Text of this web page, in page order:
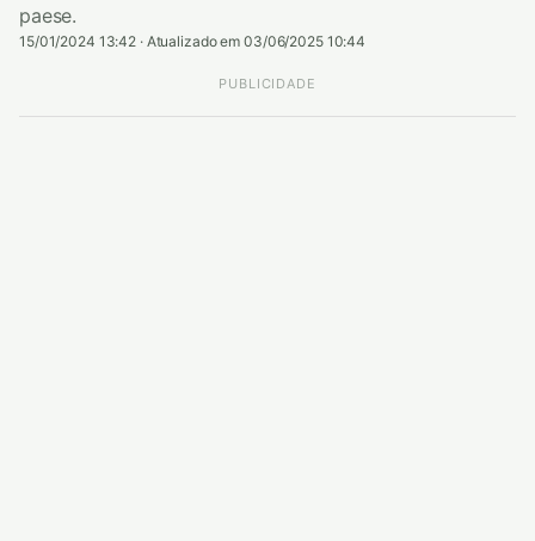
paese.
15/01/2024 13:42 · Atualizado em 03/06/2025 10:44
PUBLICIDADE